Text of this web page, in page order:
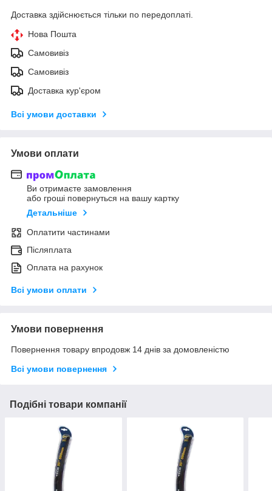
Доставка здійснюється тільки по передоплаті.
Нова Пошта
Самовивіз
Самовивіз
Доставка кур'єром
Всі умови доставки
Умови оплати
Ви отримаєте замовлення
або гроші повернуться на вашу картку
Детальніше
Оплатити частинами
Післяплата
Оплата на рахунок
Всі умови оплати
Умови повернення
Повернення товару впродовж 14 днів за домовленістю
Всі умови повернення
Подібні товари компанії